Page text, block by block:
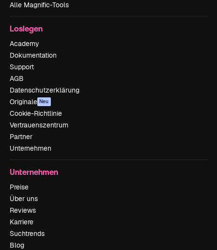
Alle Magnific-Tools
Loslegen
Academy
Dokumentation
Support
AGB
Datenschutzerklärung
Originale Neu
Cookie-Richtlinie
Vertrauenszentrum
Partner
Unternehmen
Unternehmen
Preise
Über uns
Reviews
Karriere
Suchtrends
Blog